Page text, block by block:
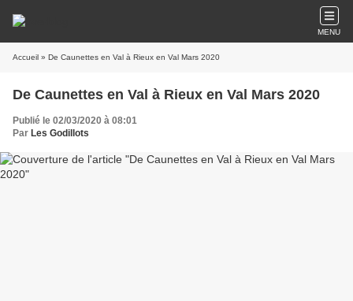
MENU
Accueil » De Caunettes en Val à Rieux en Val Mars 2020
De Caunettes en Val à Rieux en Val Mars 2020
Publié le 02/03/2020 à 08:01
Par Les Godillots